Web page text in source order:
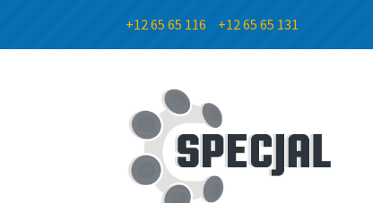
+12 65 65 116 +12 65 65 131
Przejdź
do
nawigacji
Przejdź
do
treści